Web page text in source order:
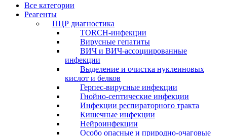
Все категории
Реагенты
ПЦР диагностика
TORCH-инфекции
Вирусные гепатиты
ВИЧ и ВИЧ-ассоциированные
инфекции
Выделение и очистка нуклеиновых
кислот и белков
Герпес-вирусные инфекции
Гнойно-септические инфекции
Инфекции респираторного тракта
Кишечные инфекции
Нейроинфекции
Особо опасные и природно-очаговые